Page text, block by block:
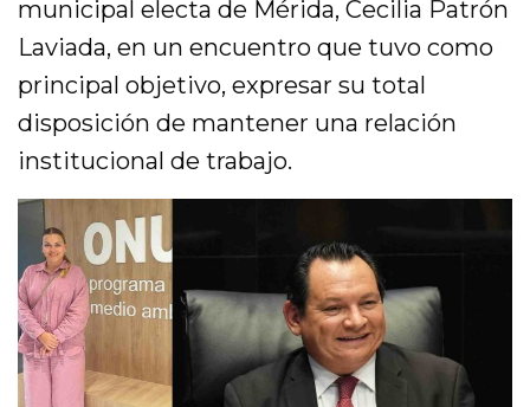
municipal electa de Mérida, Cecilia Patrón
Laviada, en un encuentro que tuvo como
principal objetivo, expresar su total
disposición de mantener una relación
institucional de trabajo.